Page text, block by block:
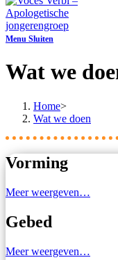
Menu Sluiten
Wat we
Home>
Wat we doen
Vorming
Meer weergeven…
Gebed
Meer weergeven…